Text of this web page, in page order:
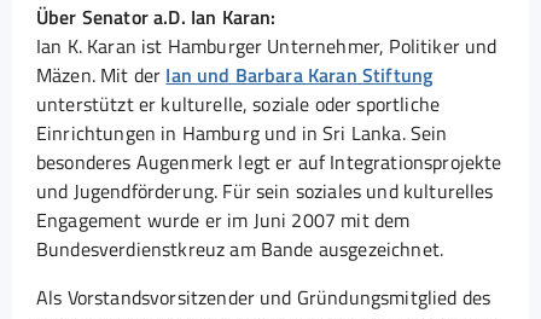
Über Senator a.D. Ian Karan:
Ian K. Karan ist Hamburger Unternehmer, Politiker und
Mäzen. Mit der Ian und Barbara Karan Stiftung
unterstützt er kulturelle, soziale oder sportliche
Einrichtungen in Hamburg und in Sri Lanka. Sein
besonderes Augenmerk legt er auf Integrationsprojekte
und Jugendförderung. Für sein soziales und kulturelles
Engagement wurde er im Juni 2007 mit dem
Bundesverdienstkreuz am Bande ausgezeichnet.
Als Vorstandsvorsitzender und Gründungsmitglied des